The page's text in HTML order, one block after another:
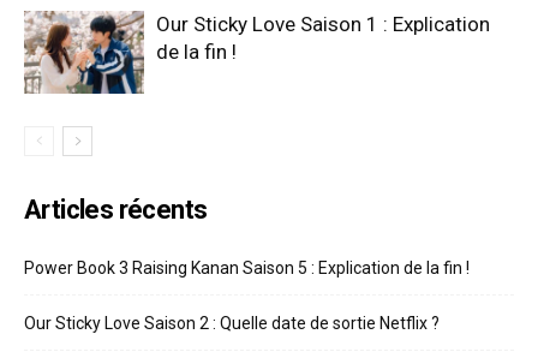
Our Sticky Love Saison 1 : Explication
de la fin !
Articles récents
Power Book 3 Raising Kanan Saison 5 : Explication de la fin !
Our Sticky Love Saison 2 : Quelle date de sortie Netflix ?